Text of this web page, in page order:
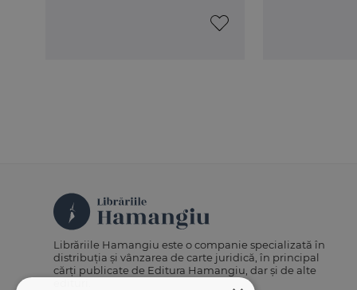
Librăriile Hamangiu este o companie specializată în
distribuția și vânzarea de carte juridică, în principal
cărți publicate de Editura Hamangiu, dar și de alte